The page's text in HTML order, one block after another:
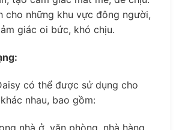
cho những khu vực đông người,
giác oi bức, khó chịu.
có thể được sử dụng cho
nhau, bao gồm:
nhà ở, văn phòng, nhà hàng,